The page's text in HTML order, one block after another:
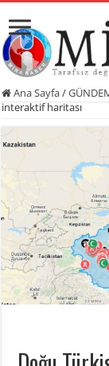
Ana Sayfa/
interaktif haritası